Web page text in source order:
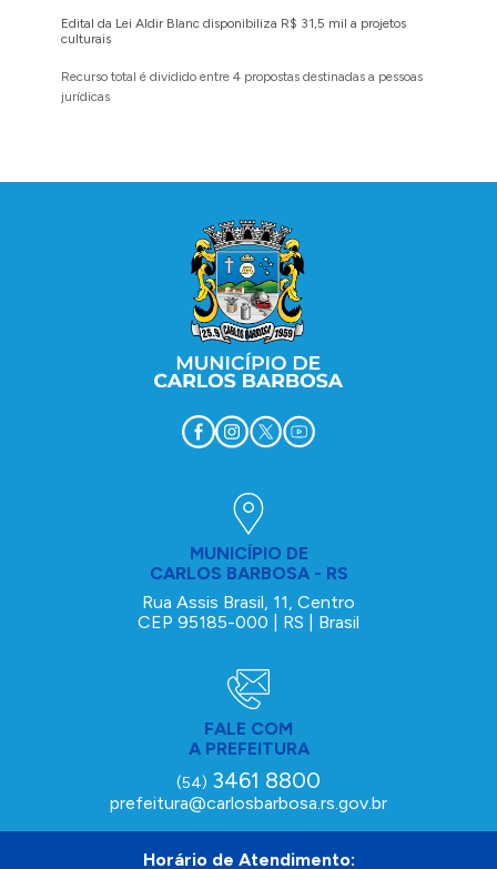
Edital da Lei Aldir Blanc disponibiliza R$ 31,5 mil a projetos
culturais
Recurso total é dividido entre 4 propostas destinadas a pessoas
jurídicas
MUNICÍPIO DE
CARLOS BARBOSA - RS
Rua Assis Brasil, 11, Centro
CEP 95185-000 | RS | Brasil
FALE COM
A PREFEITURA
(54) 3461 8800
prefeitura@carlosbarbosa.rs.gov.br
Horário de Atendimento: